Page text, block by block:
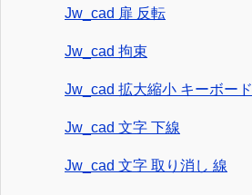
Jw_cad 扉 反転
Jw_cad 拘束
Jw_cad 拡大縮小 キーボード
Jw_cad 文字 下線
Jw_cad 文字 取り消し 線